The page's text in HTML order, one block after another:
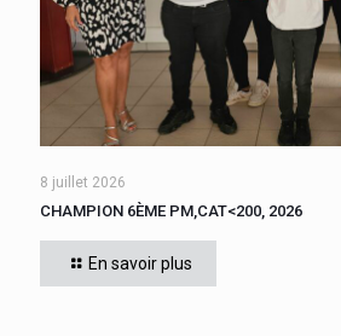
Cette année, tous les élèves de
affrontés. CADIGNAN Manuel,
disputée, s’est imposé, le jeudi 4 juin 2026
8 juillet 2026
CHAMPION 6ÈME PM,CAT<200, 2026
En savoir plus